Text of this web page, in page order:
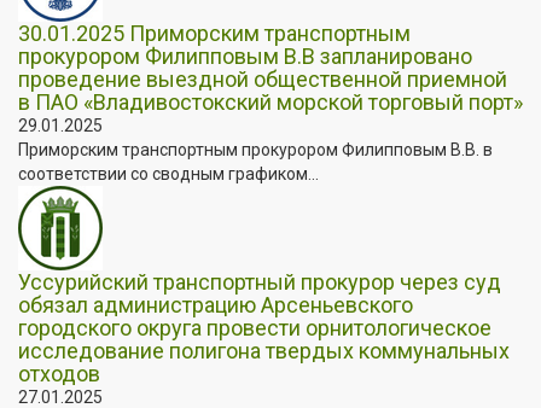
30.01.2025 Приморским транспортным
прокурором Филипповым В.В запланировано
проведение выездной общественной приемной
в ПАО «Владивостокский морской торговый порт»
29.01.2025
Приморским транспортным прокурором Филипповым В.В. в
соответствии со сводным графиком...
Уссурийский транспортный прокурор через суд
обязал администрацию Арсеньевского
городского округа провести орнитологическое
исследование полигона твердых коммунальных
отходов
27.01.2025